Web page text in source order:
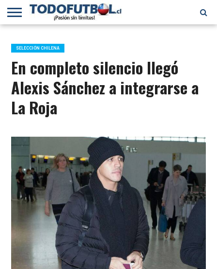
PRIMERA
B
SELECCIÓN
CHILENA
CHILENOS
EN EL
MUNDO
FÚTBOL
INTERNACIONAL
SELECCIÓN CHILENA
En completo silencio llegó
Alexis Sánchez a integrarse a
La Roja